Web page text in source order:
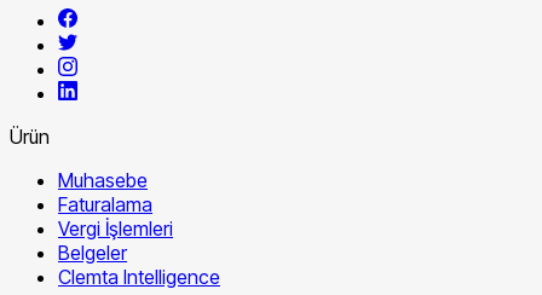
Ürün
Muhasebe
Faturalama
Vergi İşlemleri
Belgeler
Clemta Intelligence